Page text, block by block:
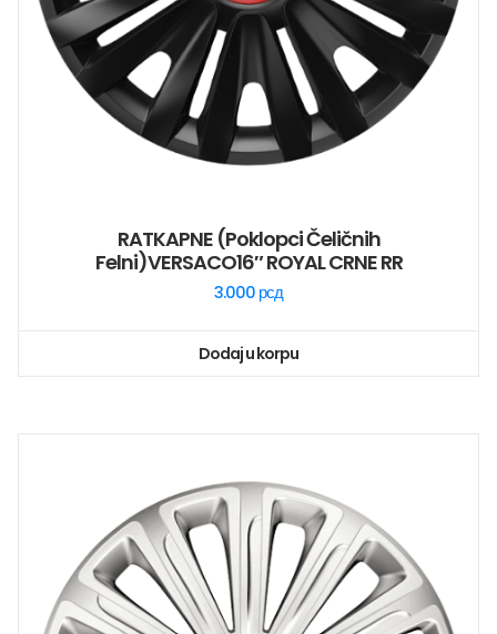
RATKAPNE (poklopci Čeličnih
Felni)VERSACO16″ ROYAL CRNE RR
3.000 рсд
Dodaj u korpu